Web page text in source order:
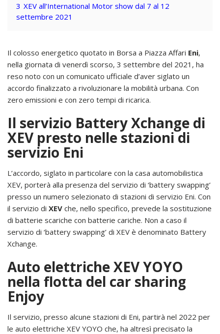
3 XEV all’International Motor show dal 7 al 12
settembre 2021
Il colosso energetico quotato in Borsa a Piazza Affari Eni,
nella giornata di venerdì scorso, 3 settembre del 2021, ha
reso noto con un comunicato ufficiale d’aver siglato un
accordo finalizzato a rivoluzionare la mobilità urbana. Con
zero emissioni e con zero tempi di ricarica.
Il servizio Battery Xchange di
XEV presto nelle stazioni di
servizio Eni
L’accordo, siglato in particolare con la casa automobilistica
XEV, porterà alla presenza del servizio di ‘battery swapping’
presso un numero selezionato di stazioni di servizio Eni. Con
il servizio di XEV che, nello specifico, prevede la sostituzione
di batterie scariche con batterie cariche. Non a caso il
servizio di ‘battery swapping’ di XEV è denominato Battery
Xchange.
Auto elettriche XEV YOYO
nella flotta del car sharing
Enjoy
Il servizio, presso alcune stazioni di Eni, partirà nel 2022 per
le auto elettriche XEV YOYO che, ha altresì precisato la